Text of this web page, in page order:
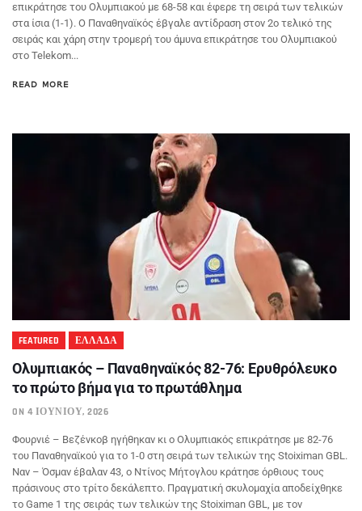
επικράτησε του Ολυμπιακού με 68-58 και έφερε τη σειρά των τελικών
στα ίσια (1-1). Ο Παναθηναϊκός έβγαλε αντίδραση στον 2ο τελικό της
σειράς και χάρη στην τρομερή του άμυνα επικράτησε του Ολυμπιακού
στο Telekom...
READ MORE
FEATURED ΕΛΛΑΔΑ
Ολυμπιακός – Παναθηναϊκός 82-76: Ερυθρόλευκο
το πρώτο βήμα για το πρωτάθλημα
ON 4 ΙΟΥΝΊΟΥ, 2026
Φουρνιέ – Βεζένκοβ ηγήθηκαν κι ο Ολυμπιακός επικράτησε με 82-76
του Παναθηναϊκού για το 1-0 στη σειρά των τελικών της Stoiximan GBL.
Ναν – Όσμαν έβαλαν 43, ο Ντίνος Μήτογλου κράτησε όρθιους τους
πράσινους στο τρίτο δεκάλεπτο. Πραγματική σκυλομαχία αποδείχθηκε
το Game 1 της σειράς των τελικών της Stoiximan GBL, με τον